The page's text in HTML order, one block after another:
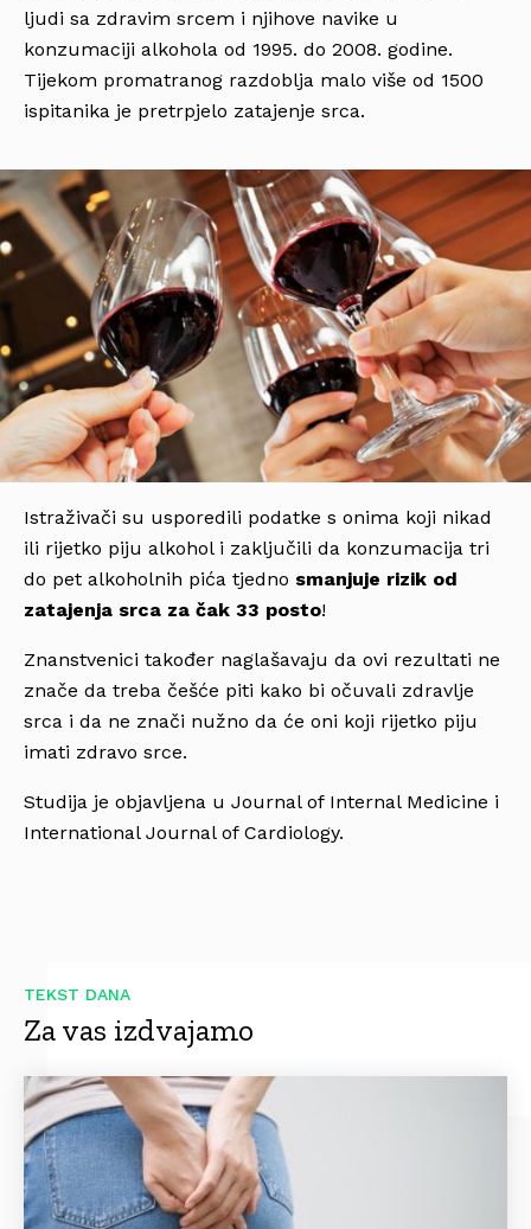
ljudi sa zdravim srcem i njihove navike u
konzumaciji alkohola od 1995. do 2008. godine.
Tijekom promatranog razdoblja malo više od 1500
ispitanika je pretrpjelo zatajenje srca.
Istraživači su usporedili podatke s onima koji nikad
ili rijetko piju alkohol i zaključili da konzumacija tri
do pet alkoholnih pića tjedno smanjuje rizik od
zatajenja srca za čak 33 posto!
Znanstvenici također naglašavaju da ovi rezultati ne
znače da treba češće piti kako bi očuvali zdravlje
srca i da ne znači nužno da će oni koji rijetko piju
imati zdravo srce.
Studija je objavljena u Journal of Internal Medicine i
International Journal of Cardiology.
TEKST DANA
Za vas izdvajamo